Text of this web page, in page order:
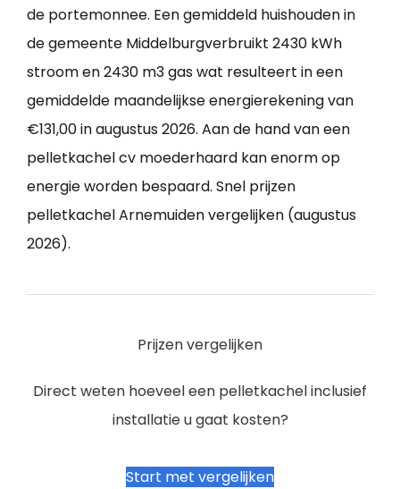
de portemonnee. Een gemiddeld huishouden in
de gemeente Middelburgverbruikt 2430 kWh
stroom en 2430 m3 gas wat resulteert in een
gemiddelde maandelijkse energierekening van
€131,00 in augustus 2026. Aan de hand van een
pelletkachel cv moederhaard kan enorm op
energie worden bespaard. Snel prijzen
pelletkachel Arnemuiden vergelijken (augustus
2026).
Prijzen vergelijken
Direct weten hoeveel een pelletkachel inclusief
installatie u gaat kosten?
Start met vergelijken